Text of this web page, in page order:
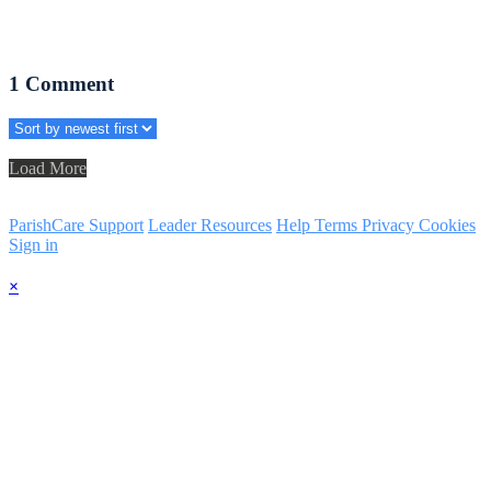
1 Comment
Load More
ParishCare Support Leader Resources Help Terms Privacy Cookies
Sign in
×